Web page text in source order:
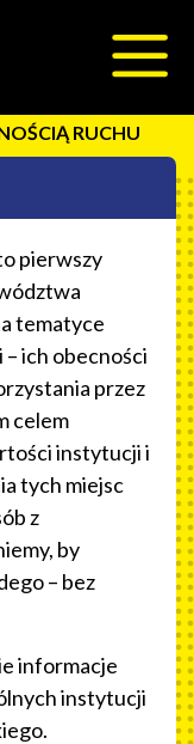
RUCHU
pierwszy
tematyce
ich obecności
przez
celem
instytucji i
tych miejsc
z
by
– bez
informacje
instytucji